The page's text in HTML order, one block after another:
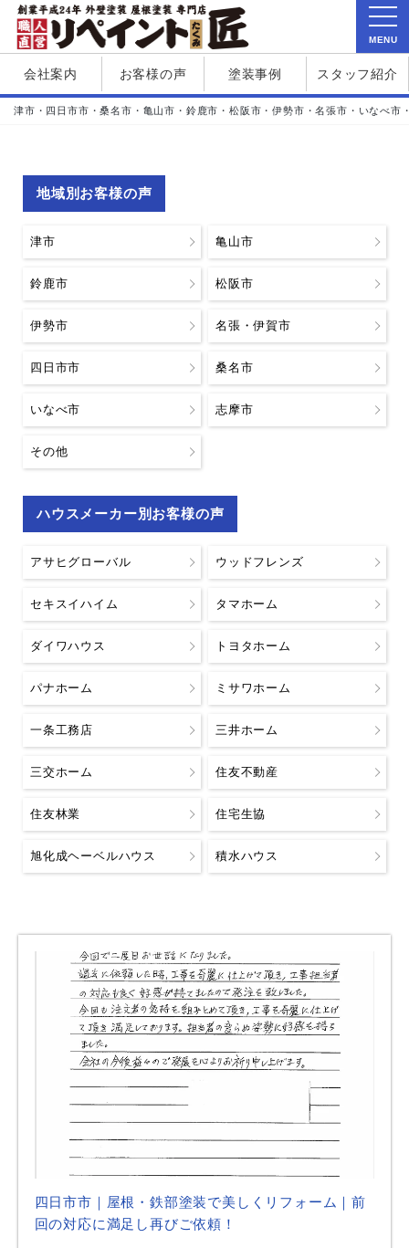
会社案内 お客様の声 塗装事例 スタッフ紹介
津市・四日市市・桑名市・亀山市・鈴鹿市・松阪市・伊勢市・名張市・いなべ市
地域別お客様の声
津市 亀山市
鈴鹿市 松阪市
伊勢市 名張・伊賀市
四日市市 桑名市
いなべ市 志摩市
その他
ハウスメーカー別お客様の声
アサヒグローバル ウッドフレンズ
セキスイハイム タマホーム
ダイワハウス トヨタホーム
パナホーム ミサワホーム
一条工務店 三井ホーム
三交ホーム 住友不動産
住友林業 住宅生協
旭化成ヘーベルハウス 積水ハウス
四日市市｜屋根・鉄部塗装で美しくリフォーム｜前
回の対応に満足し再びご依頼！
MENU